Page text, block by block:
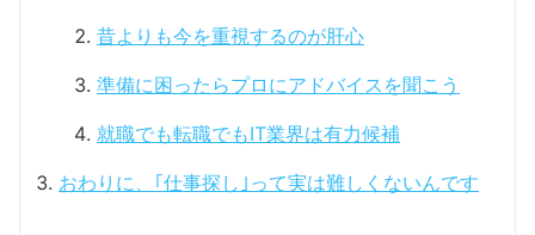
昔よりも今を重視するのが肝心
準備に困ったらプロにアドバイスを聞こう
就職でも転職でもIT業界は有力候補
おわりに、｢仕事探し｣って実は難しくないんです